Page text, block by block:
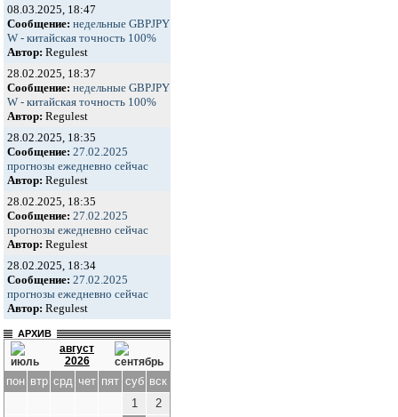
08.03.2025, 18:47
Сообщение: недельные GBPJPY
W - китайская точность 100%
Автор: Regulest
28.02.2025, 18:37
Сообщение: недельные GBPJPY
W - китайская точность 100%
Автор: Regulest
28.02.2025, 18:35
Сообщение: 27.02.2025
прогнозы ежедневно сейчас
Автор: Regulest
28.02.2025, 18:35
Сообщение: 27.02.2025
прогнозы ежедневно сейчас
Автор: Regulest
28.02.2025, 18:34
Сообщение: 27.02.2025
прогнозы ежедневно сейчас
Автор: Regulest
АРХИВ
август
2026
пон втр срд чет пят суб вск
1
2